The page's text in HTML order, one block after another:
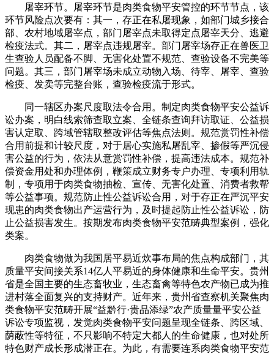
屠宰环节。屠宰环节是肉类食物平安管控的环节节点，该
环节风险点次要有：其一，存正在私屠现象，如部门城乡接合
部、农村地域屠宰点，部门屠宰点未取得定点屠宰天分、逃避
检疫法式。其二，屠宰点违规屠宰。部门屠宰场存正在兽医卫
生查验人员配备不脚、无害化处置不规范、查验设备不完美等
问题。其三，部门屠宰场未成立动物入场、待宰、屠宰、查验
检疫、发卖等完整台账，查验检疫流于形式。
同一辖区办案尺度取法令合用。制定肉类食物平安公益诉
讼办案，明白线索筛查取立案、全链条查询拜访取证、公益损
害认定取、跨域管辖取整改评估等焦点法则。规范赏罚性补偿
合用前提和计较尺度，对于居心实施私屠乱宰、掺假等严沉侵
害公益的行为，依法从意赏罚性补偿，提高违法成本。规范补
偿资金用处和办理体例，鞭策成立财务专户办理、专项利用轨
制，专项用于肉类食物抽检、宣传、无害化处置、消费者救帮
等公益事项。规范防止性公益诉讼合用，对于存正在严沉平安
现患的肉类食物出产运营行为，及时提起防止性公益诉讼，防
止公益损害发生。按期发布肉类食物平安范畴典型案例，强化
类案。
肉类食物做为我国居平易近炊事布局的焦点构成部门，其
质量平安间接关系14亿人平易近的身体健康和生命平安。贵州
省是全国主要的生态畜牧业，生态畜禽等特色农产物已成为推
进村落全面复兴的支持财产。近年来，贵州省查察机关聚焦肉
类食物平安范畴开展“益黔行·贵品添绿”农产质量量平安公益
诉讼专项监视，发觉肉类食物平安问题呈现全链条、跨区域、
荫蔽性等特征，不只影响不特定大都人的生命健康，也对处所
特色财产成长形成潜正在。为此，有需要连系肉类食物平安范